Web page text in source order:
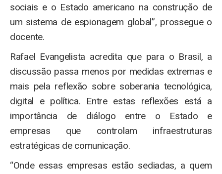
sociais e o Estado americano na construção de
um sistema de espionagem global”, prossegue o
docente.
Rafael Evangelista acredita que para o Brasil, a
discussão passa menos por medidas extremas e
mais pela reflexão sobre soberania tecnológica,
digital e política. Entre estas reflexões está a
importância de diálogo entre o Estado e
empresas que controlam infraestruturas
estratégicas de comunicação.
“Onde essas empresas estão sediadas, a quem